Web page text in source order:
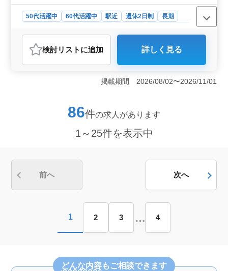
50代活躍中 60代活躍中 駅近 週休2日制
長期
おすすめポイント
＜駅近での働きやすさ＞ 勤務地は福島駅から近く、通
勤が便利。 通勤時間を短縮でき、仕事と生活のバラン
スを取ることにもつながる環境です。 ＜充実の福利
厚生＞ 社会保険完備で安心。月給30万円〜50万円の給
概念設計から生産設計まで、幅広い業務に携わっていた
だきます。経験を活かせ、スキルアップも図れます。
検討リスト に追加 詳しく見る
掲載期間 2026/08/02〜2026/11/01
86件の求人があります
1～25件を表示中
前へ 次へ
1 2 3 … 4
どんな内容もご相談できます